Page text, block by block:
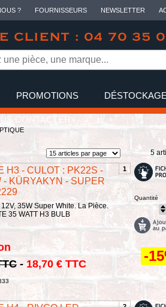
? FOURNISSEURS NEWSLETTER
CLIENT : 04 70 35
PROMOTIONS DÉSTOCKAGE
CONTACTER
5
1
H3 - CULOT : PK22S -
- KÜRYAKYN - SUPER
35W Super White. La Pièce.
35 WATT H3 BULB
- 18,70 € TTC
Quantité
-